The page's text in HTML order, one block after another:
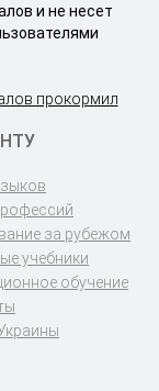
и не несет
прокормил
за рубежом
учебники
обучение